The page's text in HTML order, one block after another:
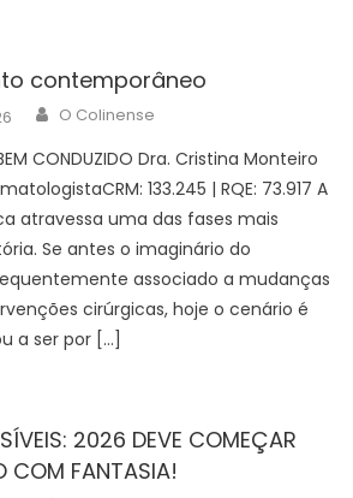
contemporâneo
Author
O Colinense
CONDUZIDO Dra. Cristina Monteiro
133.245 | RQE: 73.917 A
atravessa uma das fases mais
Se antes o imaginário do
associado a mudanças
cirúrgicas, hoje o cenário é
a ser por […]
2026 DEVE COMEÇAR
COM FANTASIA!